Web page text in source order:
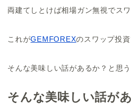
両建てしとけば相場ガン無視でス
これがGEMFOREXのスワップ投
そんな美味しい話があるか？と思
そんな美味しい話が